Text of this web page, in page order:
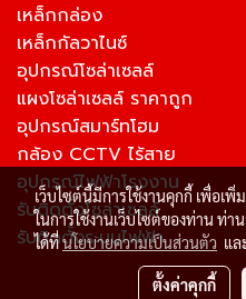
เหล็กกล่อง
เหล็กกัลวาไนซ์
อุปกรณ์โซล่าเซลล์
แผงโซล่าเซลล์ ราคาถูก
อุปกรณ์สมาร์ทโฮม
กล้อง CCTV ไร้สาย
อุปกรณ์ไฟฟ้าโรงงาน
รับติดตั้งโซล่าเซลล์
รับติดตั้งระบบไฟฟ้า
เว็บไซต์นี้มีการใช้งานคุกกี้ เพื่อ
ในการใช้งานเว็บไซต์ของท่าน ท่า
ได้ที่นโยบายความเป็นส่วนตัว แล
ตั้งค่าคุกกี้